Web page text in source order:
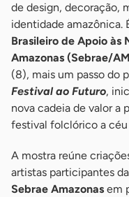
de design, decoração,
identidade amazônica.
Brasileiro de Apoio às
Amazonas (Sebrae/
(8), mais um passo do
Festival ao Futuro,
nova cadeia de valor a
festival folclórico a
A mostra reúne
artistas participantes
Sebrae Amazonas em